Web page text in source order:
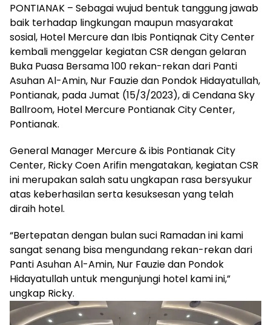
PONTIANAK – Sebagai wujud bentuk tanggung jawab
baik terhadap lingkungan maupun masyarakat
sosial, Hotel Mercure dan Ibis Pontiqnak City Center
kembali menggelar kegiatan CSR dengan gelaran
Buka Puasa Bersama 100 rekan-rekan dari Panti
Asuhan Al-Amin, Nur Fauzie dan Pondok Hidayatullah,
Pontianak, pada Jumat (15/3/2023), di Cendana Sky
Ballroom, Hotel Mercure Pontianak City Center,
Pontianak.
General Manager Mercure & ibis Pontianak City
Center, Ricky Coen Arifin mengatakan, kegiatan CSR
ini merupakan salah satu ungkapan rasa bersyukur
atas keberhasilan serta kesuksesan yang telah
diraih hotel.
“Bertepatan dengan bulan suci Ramadan ini kami
sangat senang bisa mengundang rekan-rekan dari
Panti Asuhan Al-Amin, Nur Fauzie dan Pondok
Hidayatullah untuk mengunjungi hotel kami ini,”
ungkap Ricky.